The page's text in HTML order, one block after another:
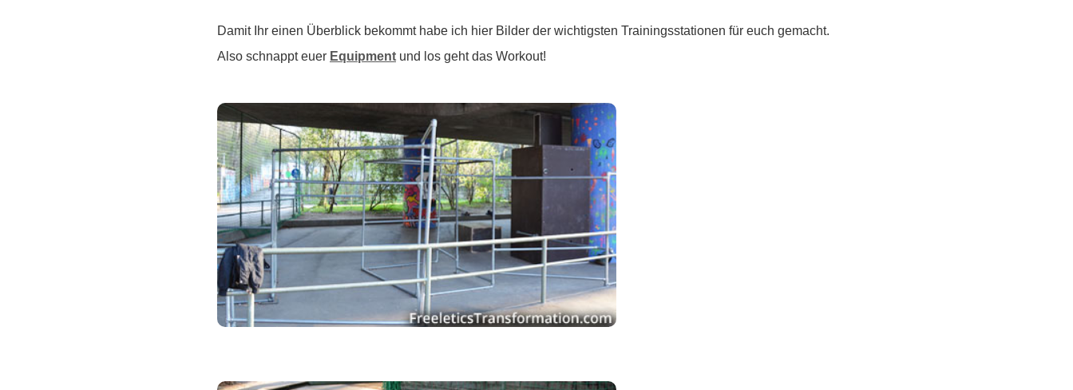
Damit Ihr einen Überblick bekommt habe ich hier Bilder der wichtigsten Trainingsstationen für euch gemacht.
Also schnappt euer Equipment und los geht das Workout!